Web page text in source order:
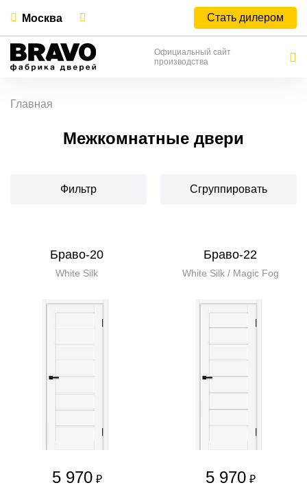
Москва Стать дилером
Официальный сайт
производства
Главная
Межкомнатные двери
Фильтр Сгруппировать
Браво-20
White Silk
5 970 ₽
Браво-22
White Silk / Magic Fog
5 970 ₽